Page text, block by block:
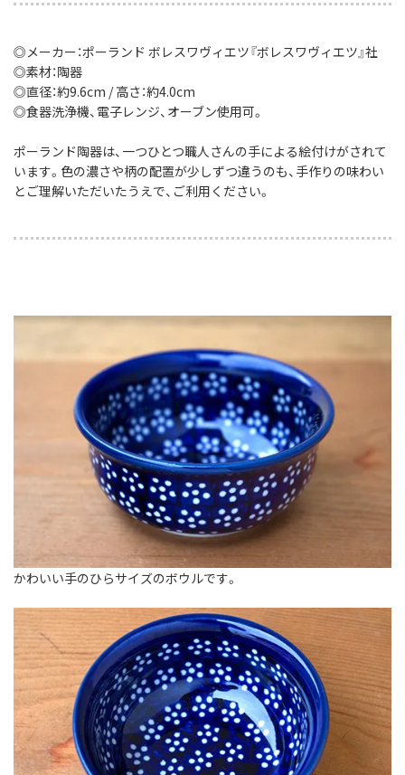
◎メーカー：ポーランド ボレスワヴィエツ『ボレスワヴィエツ』社
◎素材：陶器
◎直径：約9.6cm / 高さ：約4.0cm
◎食器洗浄機、電子レンジ、オーブン使用可。
ポーランド陶器は、一つひとつ職人さんの手による絵付けがされて
います。色の濃さや柄の配置が少しずつ違うのも、手作りの味わい
とご理解いただいたうえで、ご利用ください。
かわいい手のひらサイズのボウルです。